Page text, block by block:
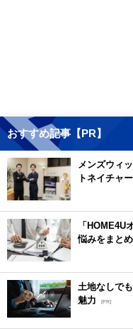
おすすめ記事【PR】
メンズウィ
トネイチャ
「HOME4U
悩みをまと
土地なしで
魅力
[PR]